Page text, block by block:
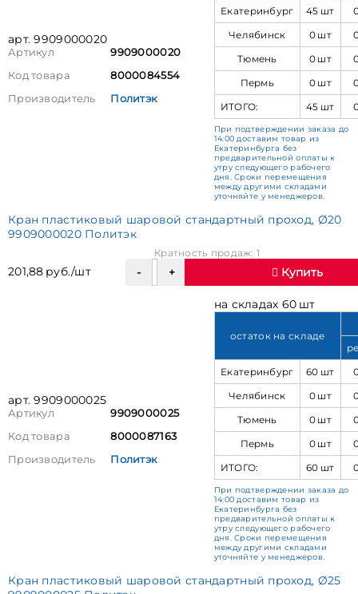
арт. 9909000020
Артикул
9909000020
Код товара
8000084554
Производитель
Политэк
Екатеринбург
45 шт
Челябинск
0 шт
Тюмень
0 шт
Пермь
0 шт
ИТОГО:
45 шт
При подтверждении заказа до
14:00 доставим товар из
Екатеринбурга без
предварительной оплаты к
утру следующего рабочего
дня. Сроки перемещения
между другими складами
уточняйте у менеджеров.
Кран пластиковый шаровой стандартный проход, Ø20
9909000020 Политэк
201,88 руб./шт
Кратность продаж: 1
Купить
арт. 9909000025
Артикул
9909000025
Код товара
8000087163
Производитель
Политэк
на складах 60 шт
остаток на складе
Екатеринбург
60 шт
Челябинск
0 шт
Тюмень
0 шт
Пермь
0 шт
ИТОГО:
60 шт
При подтверждении заказа до
14:00 доставим товар из
Екатеринбурга без
предварительной оплаты к
утру следующего рабочего
дня. Сроки перемещения
между другими складами
уточняйте у менеджеров.
Кран пластиковый шаровой стандартный проход, Ø25